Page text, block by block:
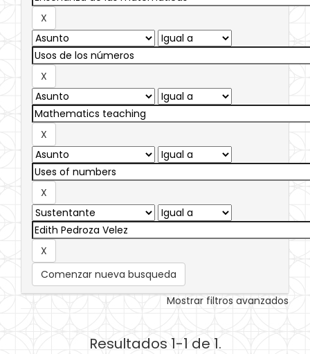
Comenzar nueva busqueda
Mostrar filtros avanzados
Resultados 1-1 de 1.